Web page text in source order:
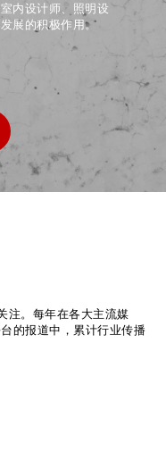
内设计师、照明设
展的积极作用。
注。每年在各大主流媒
的报道中，累计行业传播